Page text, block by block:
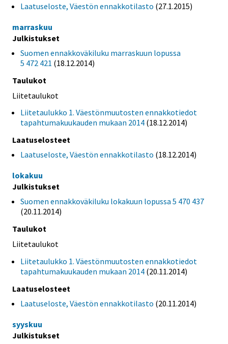
Laatuseloste, Väestön ennakkotilasto (27.1.2015)
marraskuu
Julkistukset
Suomen ennakkoväkiluku marraskuun lopussa
5 472 421 (18.12.2014)
Taulukot
Liitetaulukot
Liitetaulukko 1. Väestönmuutosten ennakkotiedot
tapahtumakuukauden mukaan 2014 (18.12.2014)
Laatuselosteet
Laatuseloste, Väestön ennakkotilasto (18.12.2014)
lokakuu
Julkistukset
Suomen ennakkoväkiluku lokakuun lopussa 5 470 437
(20.11.2014)
Taulukot
Liitetaulukot
Liitetaulukko 1. Väestönmuutosten ennakkotiedot
tapahtumakuukauden mukaan 2014 (20.11.2014)
Laatuselosteet
Laatuseloste, Väestön ennakkotilasto (20.11.2014)
syyskuu
Julkistukset